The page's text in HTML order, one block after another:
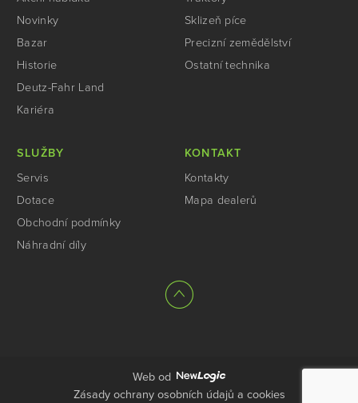
Novinky
Bazar
Historie
Deutz-Fahr Land
Kariéra
Sklizeň píce
Precizní zemědělství
Ostatní technika
SLUŽBY
Servis
Dotace
Obchodní podmínky
Náhradní díly
KONTAKT
Kontakty
Mapa dealerů
Web od
Zásady ochrany osobních údajů a cookies